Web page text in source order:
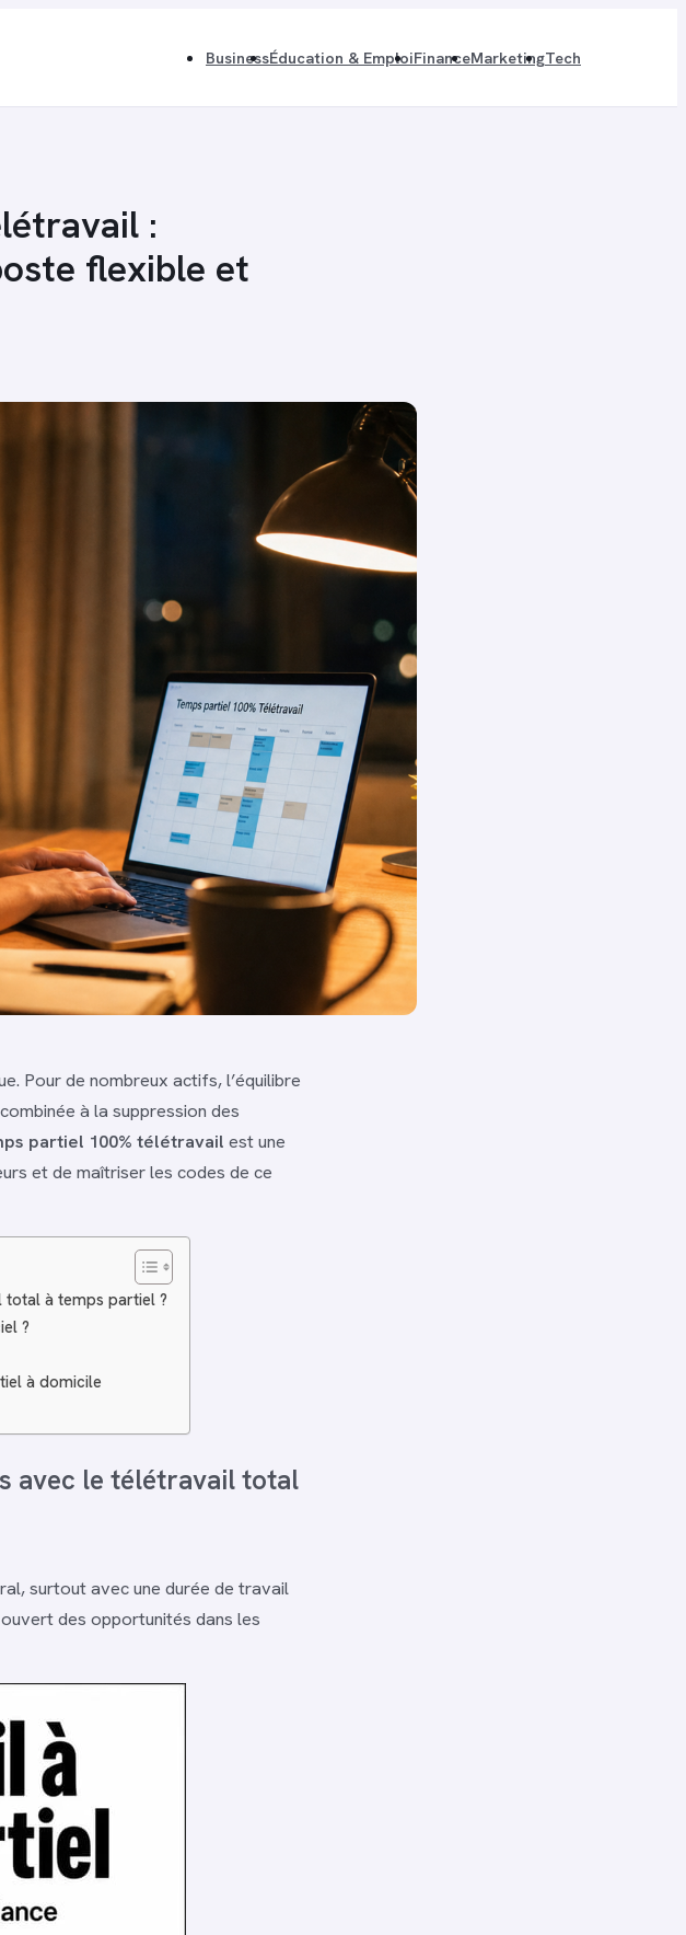
BusinessÉducation & EmploiFinanceMarketingTech
:
flexible et
Pour de nombreux actifs, l’équilibre
à la suppression des
partiel 100% télétravail est une
et de maîtriser les codes de ce
à temps partiel ?
?
à domicile
avec le télétravail total
surtout avec une durée de travail
des opportunités dans les